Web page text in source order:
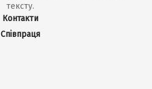
тексту.
Контакти
Співпраця